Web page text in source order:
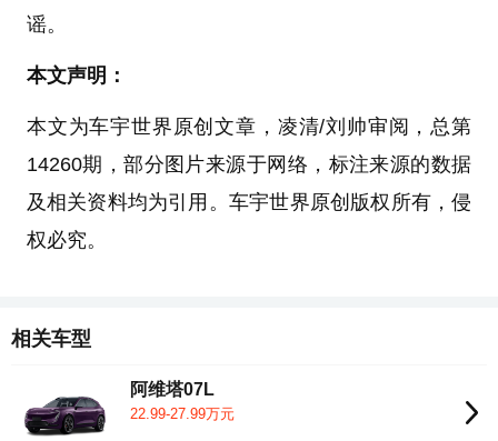
谣。
本文声明：
本文为车宇世界原创文章，凌清/刘帅审阅，总第
14260期，部分图片来源于网络，标注来源的数据
及相关资料均为引用。车宇世界原创版权所有，侵
权必究。
相关车型
阿维塔07L
22.99-27.99万元